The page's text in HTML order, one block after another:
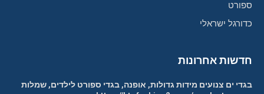
ספורט
כדורגל ישראלי
חדשות אחרונות
בגדי ים צנועים מידות גדולות, אופנה, בגדי ספורט לילדים, שמלות